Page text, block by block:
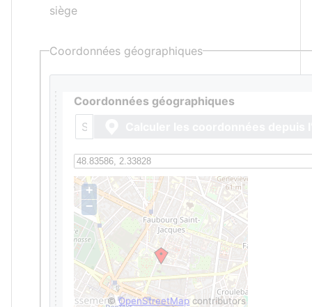
siège
Coordonnées géographiques
Coordonnées géographiques
+
−
©OpenStreetMap contributors